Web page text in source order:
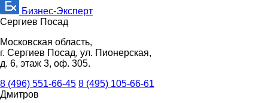
Бизнес-Эксперт
Сергиев Посад
Московская область,
г. Сергиев Посад, ул. Пионерская,
д. 6, этаж 3, оф. 305.
8 (496) 551-66-45 8 (495) 105-66-61
Дмитров